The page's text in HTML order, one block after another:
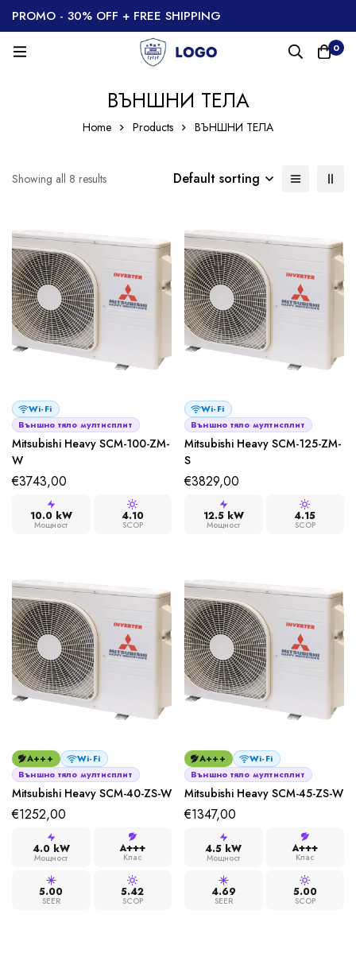
PROMO - 30% OFF + FREE SHIPPING
0
ВЪНШНИ ТЕЛА
Home Products ВЪНШНИ ТЕЛА
Showing all 8 results Default sorting
Wi-Fi
Външно тяло мултисплит
Mitsubishi Heavy SCM-100-ZM-
W
€3743,00
10.0 kW
Мощност
4.10
SCOP
Wi-Fi
Външно тяло мултисплит
Mitsubishi Heavy SCM-125-ZM-
S
€3829,00
12.5 kW
Мощност
4.15
SCOP
A+++
Wi-Fi
Външно тяло мултисплит
Mitsubishi Heavy SCM-40-ZS-W
€1252,00
4.0 kW
Мощност
A+++
Клас
5.00
SEER
5.42
SCOP
A+++
Wi-Fi
Външно тяло мултисплит
Mitsubishi Heavy SCM-45-ZS-W
€1347,00
4.5 kW
Мощност
A+++
Клас
4.69
SEER
5.00
SCOP